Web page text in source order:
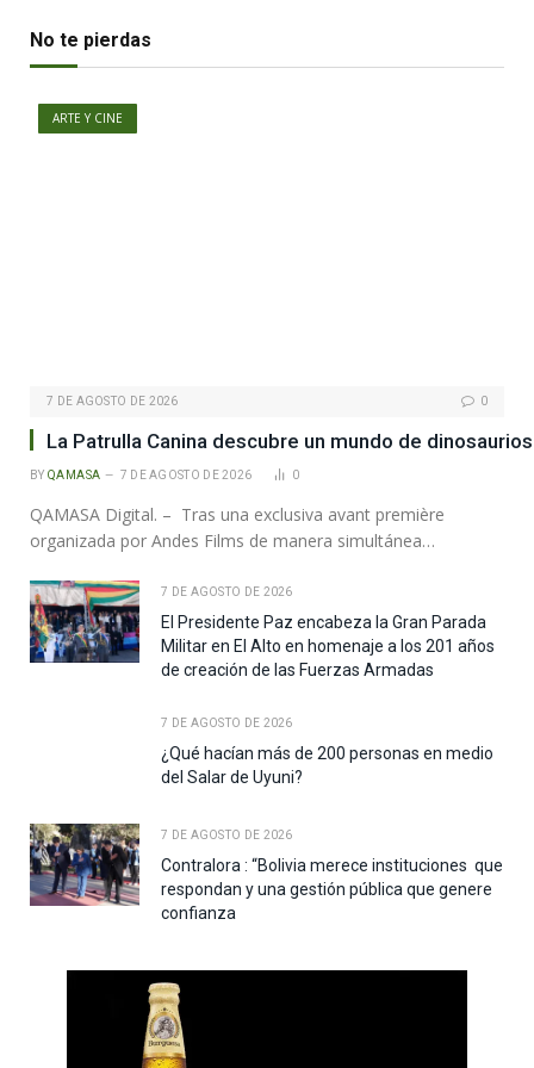
No te pierdas
ARTE Y CINE
7 DE AGOSTO DE 2026 0
La Patrulla Canina descubre un mundo de
BY QAMASA 7 DE AGOSTO DE 2026 0
QAMASA Digital. – Tras una exclusiva avant première
organizada por Andes Films de manera simultánea…
7 DE AGOSTO DE 2026
El Presidente Paz encabeza la Gran Parada
Militar en El Alto en homenaje a los 201 años
de creación de las Fuerzas Armadas
7 DE AGOSTO DE 2026
¿Qué hacían más de 200 personas en medio
del Salar de Uyuni?
7 DE AGOSTO DE 2026
Contralora : “Bolivia merece instituciones que
respondan y una gestión pública que genere
confianza